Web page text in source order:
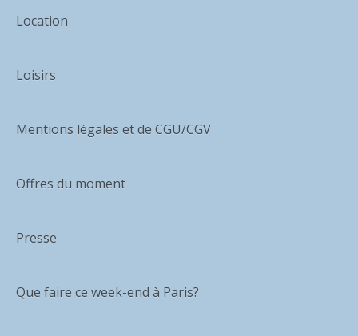
Location
Loisirs
Mentions légales et de CGU/CGV
Offres du moment
Presse
Que faire ce week-end à Paris?